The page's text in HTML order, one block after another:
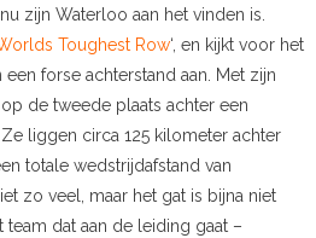
nu zijn Waterloo aan het vinden is.
Toughest Row‘, en kijkt voor het
forse achterstand aan. Met zijn
de tweede plaats achter een
liggen circa 125 kilometer achter
totale wedstrijdafstand van
zo veel, maar het gat is bijna niet
team dat aan de leiding gaat –